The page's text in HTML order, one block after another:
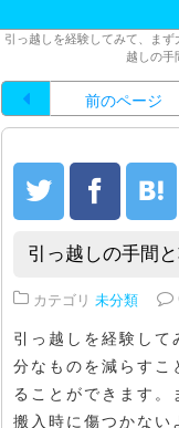
引っ越しを経験してみて、ま
越しの手
前のページ
引っ越しの手間
カテゴリ 未分類
引っ越しを経験して
分なものを減らすこ
ることができます。
搬入時に傷つかない